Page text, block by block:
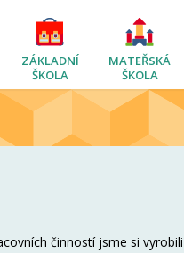
ZÁKLADNÍ
ŠKOLA
MATEŘSKÁ
ŠKOLA
činností jsme si